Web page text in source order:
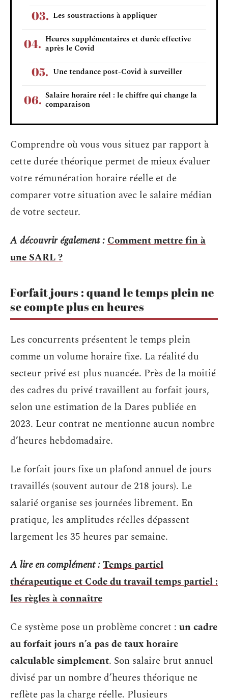
Les soustractions à appliquer
Heures supplémentaires et durée effective
après le Covid
Une tendance post-Covid à surveiller
Salaire horaire réel : le chiffre qui change la
comparaison
Comprendre où vous vous situez par rapport à
cette durée théorique permet de mieux évaluer
votre rémunération horaire réelle et de
comparer votre situation avec le salaire médian
de votre secteur.
A découvrir également :Comment mettre fin à
une SARL ?
Forfait jours : quand le temps plein ne
se compte plus en heures
Les concurrents présentent le temps plein
comme un volume horaire fixe. La réalité du
secteur privé est plus nuancée. Près de la moitié
des cadres du privé travaillent au forfait jours,
selon une estimation de la Dares publiée en
2023. Leur contrat ne mentionne aucun nombre
d’heures hebdomadaire.
Le forfait jours fixe un plafond annuel de jours
travaillés (souvent autour de 218 jours). Le
salarié organise ses journées librement. En
pratique, les amplitudes réelles dépassent
largement les 35 heures par semaine.
A lire en complément :Temps partiel
thérapeutique et Code du travail temps partiel :
les règles à connaître
Ce système pose un problème concret : un cadre
au forfait jours n’a pas de taux horaire
calculable simplement. Son salaire brut annuel
divisé par un nombre d’heures théorique ne
reflète pas la charge réelle. Plusieurs